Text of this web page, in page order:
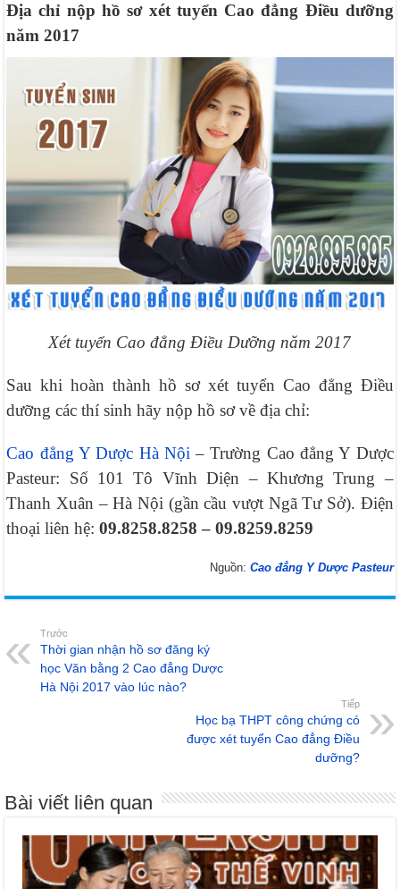
Địa chỉ nộp hồ sơ xét tuyển Cao đẳng Điều dưỡng
năm 2017
Xét tuyển Cao đẳng Điều Dưỡng năm 2017
Sau khi hoàn thành hồ sơ xét tuyển Cao đẳng Điều
dưỡng các thí sinh hãy nộp hồ sơ về địa chỉ:
Cao đẳng Y Dược Hà Nội– Trường Cao đẳng Y Dược
Pasteur: Số 101 Tô Vĩnh Diện – Khương Trung –
Thanh Xuân – Hà Nội (gần cầu vượt Ngã Tư Sở). Điện
thoại liên hệ:09.8258.8258 – 09.8259.8259
Nguồn: Cao đẳng Y Dược Pasteur
Trước
Thời gian nhận hồ sơ đăng ký
học Văn bằng 2 Cao đẳng Dược
Hà Nội 2017 vào lúc nào?
Tiếp
Học bạ THPT công chứng có
được xét tuyển Cao đẳng Điều
dưỡng?
Bài viết liên quan